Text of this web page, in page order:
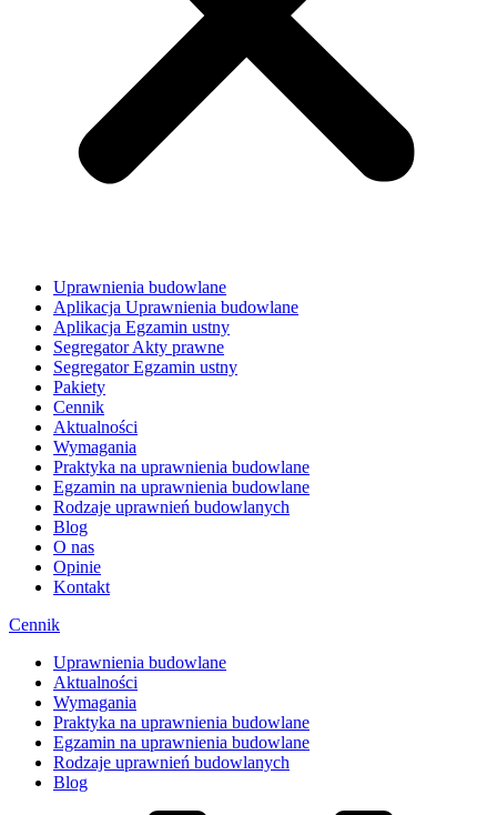
Uprawnienia budowlane
Aplikacja Uprawnienia budowlane
Aplikacja Egzamin ustny
Segregator Akty prawne
Segregator Egzamin ustny
Pakiety
Cennik
Aktualności
Wymagania
Praktyka na uprawnienia budowlane
Egzamin na uprawnienia budowlane
Rodzaje uprawnień budowlanych
Blog
O nas
Opinie
Kontakt
Cennik
Uprawnienia budowlane
Aktualności
Wymagania
Praktyka na uprawnienia budowlane
Egzamin na uprawnienia budowlane
Rodzaje uprawnień budowlanych
Blog